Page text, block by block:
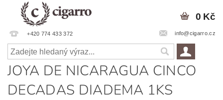
+420 774 433 372 info@cigarro.cz
0 Kč
JOYA DE NICARAGUA CINCO
DECADAS DIADEMA 1KS